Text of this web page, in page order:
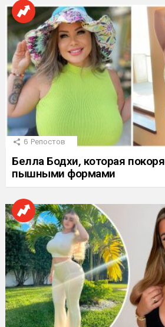
6 Репостов
Белла Бодхи, которая
пышными формами